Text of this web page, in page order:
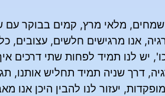
שמחים, מלאי מרץ, קמים בבוקר
אנו מרגישים חלשים, עצובים,
יש לנו תמיד לפחות שתי דרכים
דרך שניה תמיד תחליש אותנו,
יעזור לנו להבין היכן אנו